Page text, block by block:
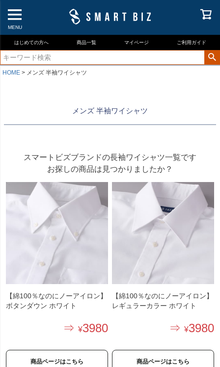
MENU
はじめての方へ 商品一覧 マイページ ご利用ガイド
HOME メンズ 半袖ワイシャツ
メンズ 半袖ワイシャツ
スマートビズブランドの長袖ワイシャツ一覧です
お探しの商品は見つかりましたか？
【綿100％なのにノーアイロン】
ボタンダウン ホワイト
3980
商品ページはこちら
【綿100％なのにノーアイロン】
レギュラーカラー ホワイト
3980
商品ページはこちら